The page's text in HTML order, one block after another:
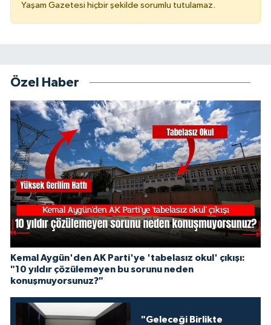
Yaşam Gazetesi hiçbir şekilde sorumlu tutulamaz.
Özel Haber
Kemal Aygün'den AK Parti'ye 'tabelasız okul' çıkışı:
"10 yıldır çözülemeyen bu sorunu neden
konuşmuyorsunuz?"
"Geleceği Birlikte